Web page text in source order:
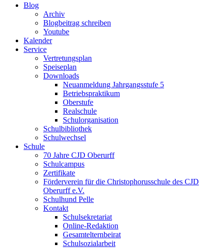
Blog
Archiv
Blogbeitrag schreiben
Youtube
Kalender
Service
Vertretungsplan
Speiseplan
Downloads
Neuanmeldung Jahrgangsstufe 5
Betriebspraktikum
Oberstufe
Realschule
Schulorganisation
Schulbibliothek
Schulwechsel
Schule
70 Jahre CJD Oberurff
Schulcampus
Zertifikate
Förderverein für die Christophorusschule des CJD
Oberurff e.V.
Schulhund Pelle
Kontakt
Schulsekretariat
Online-Redaktion
Gesamtelternbeirat
Schulsozialarbeit